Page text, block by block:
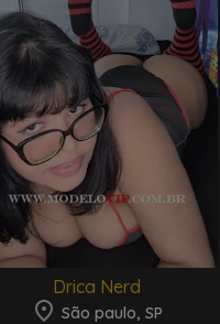
Drica Nerd
São paulo, SP